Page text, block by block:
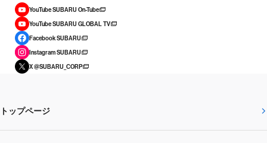
YouTube SUBARU On-Tube
YouTube SUBARU GLOBAL TV
Facebook SUBARU
Instagram SUBARU
X @SUBARU_CORP
トップページ